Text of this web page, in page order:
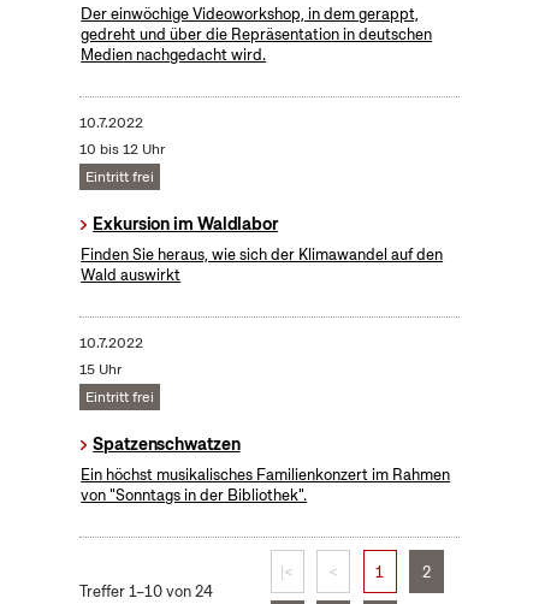
Der einwöchige Videoworkshop, in dem gerappt,
gedreht und über die Repräsentation in deutschen
Medien nachgedacht wird.
10.7.2022
10 bis 12 Uhr
Eintritt frei
Exkursion im Waldlabor
Finden Sie heraus, wie sich der Klimawandel auf den
Wald auswirkt
10.7.2022
15 Uhr
Eintritt frei
Spatzenschwatzen
Ein höchst musikalisches Familienkonzert im Rahmen
von "Sonntags in der Bibliothek".
Treffer 1–10 von 24
|< < 1 2